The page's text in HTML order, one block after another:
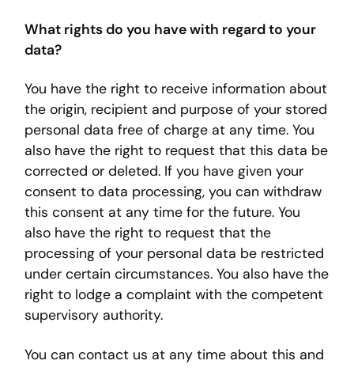
What rights do you have with regard to your
data?
You have the right to receive information about
the origin, recipient and purpose of your stored
personal data free of charge at any time. You
also have the right to request that this data be
corrected or deleted. If you have given your
consent to data processing, you can withdraw
this consent at any time for the future. You
also have the right to request that the
processing of your personal data be restricted
under certain circumstances. You also have the
right to lodge a complaint with the competent
supervisory authority.
You can contact us at any time about this and